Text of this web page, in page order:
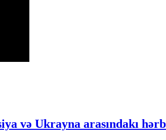
və Ukrayna arasındakı